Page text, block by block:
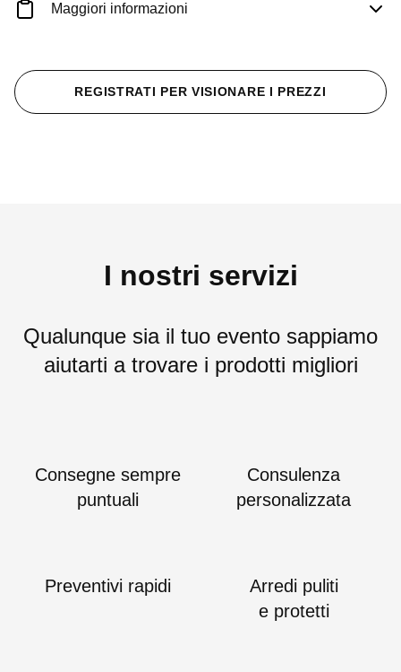
Maggiori informazioni
REGISTRATI PER VISIONARE I PREZZI
I nostri servizi
Qualunque sia il tuo evento sappiamo
aiutarti a trovare i prodotti migliori
Consegne sempre
puntuali
Consulenza
personalizzata
Preventivi rapidi
Arredi puliti
e protetti